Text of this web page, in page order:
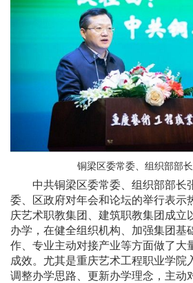
铜梁区委常委、组织部部
中共铜梁区委常委、组织部部长
委、区政府对年会和论坛的举行表示
庆艺术职教集团、建筑职教集团成立
办学，在健全组织机构、加强集团基
作、专业主动对接产业等方面做了大
成效。尤其是重庆艺术工程职业学院
调整办学思路、更新办学理念，主动